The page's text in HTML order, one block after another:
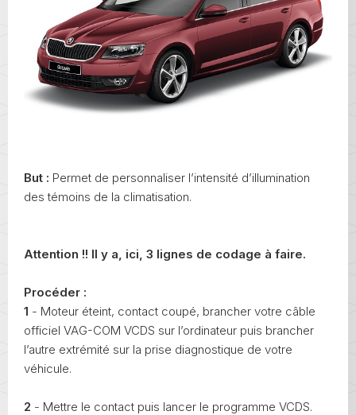
But : Permet de personnaliser l’intensité d’illumination
des témoins de la climatisation.
Attention !! Il y a, ici, 3 lignes de codage à faire.
Procéder :
1 - Moteur éteint, contact coupé, brancher votre câble
officiel VAG-COM VCDS sur l’ordinateur puis brancher
l’autre extrémité sur la prise diagnostique de votre
véhicule.
2 - Mettre le contact puis lancer le programme VCDS.